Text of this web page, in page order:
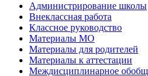
Администрирование школы
Внеклассная работа
Классное руководство
Материалы МО
Материалы для родителей
Материалы к аттестации
Междисциплинарное